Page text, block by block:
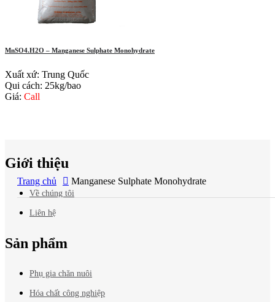
MnSO4.H2O – Manganese Sulphate Monohydrate
Xuất xứ: Trung Quốc
Qui cách: 25kg/bao
Giá: Call
Trang chủ Manganese Sulphate Monohydrate
Giới thiệu
Về chúng tôi
Liên hệ
Sản phẩm
Phụ gia chăn nuôi
Hóa chất công nghiệp